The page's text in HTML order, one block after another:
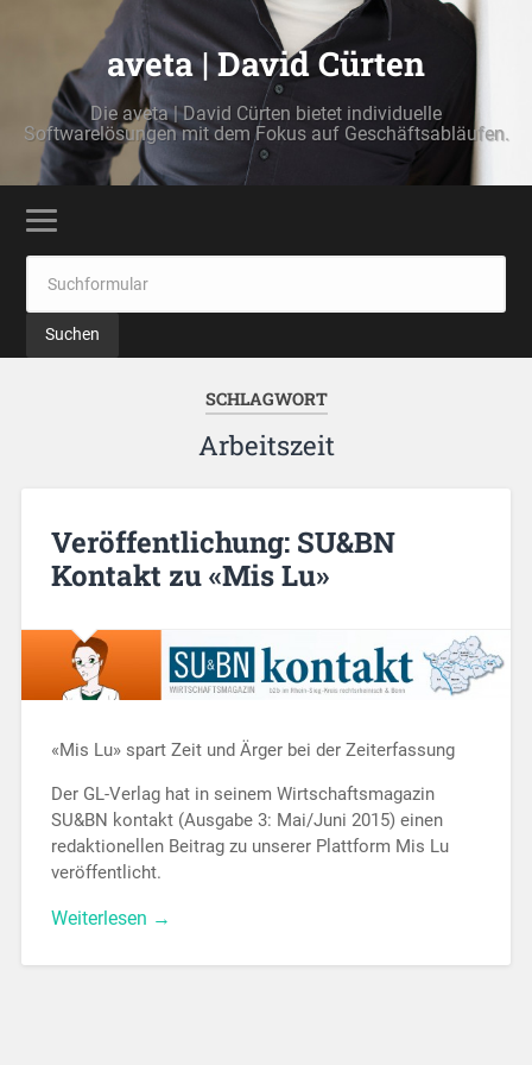
aveta | David Cürten
Die aveta | David Cürten bietet individuelle
Softwarelösungen mit dem Fokus auf Geschäftsabläufen.
SCHLAGWORT
Arbeitszeit
Veröffentlichung: SU&BN
Kontakt zu «Mis Lu»
«Mis Lu» spart Zeit und Ärger bei der Zeiterfassung
Der GL-Verlag hat in seinem Wirtschaftsmagazin
SU&BN kontakt (Ausgabe 3: Mai/Juni 2015) einen
redaktionellen Beitrag zu unserer Plattform Mis Lu
veröffentlicht.
Weiterlesen →